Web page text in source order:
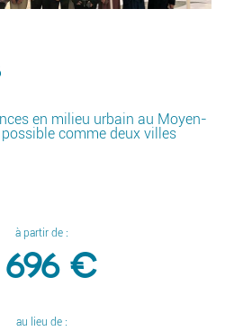
en milieu urbain au Moyen-
comme deux villes
à partir de :
696 €
au lieu de :